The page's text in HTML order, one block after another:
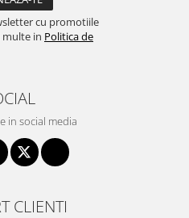
cu promotiile
multe in Politica de
in social media
CLIENTI